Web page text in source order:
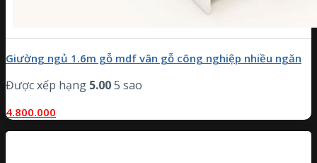
Giường ngủ 1.6m gỗ mdf vân gỗ công nghiệp nhiều ngăn
Được xếp hạng 5.005 sao
4.800.000